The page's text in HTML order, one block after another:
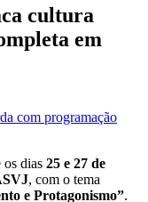
cultura
em
dias 25 e 27 de
, com o tema
e Protagonismo”.